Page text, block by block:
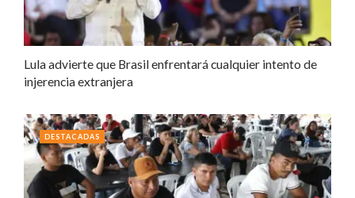
Lula advierte que Brasil enfrentará cualquier intento de
injerencia extranjera
DESTACADAS